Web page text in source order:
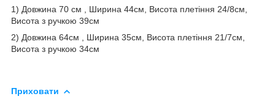
1) Довжина 70 см , Ширина 44см, Висота плетіння 24/8см,
Висота з ручкою 39см
2) Довжина 64см , Ширина 35см, Висота плетіння 21/7см,
Висота з ручкою 34см
Приховати